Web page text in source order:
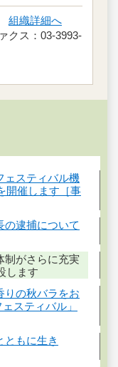
組織詳細へ
クス：03-3993-
ェスティバル機
開催します［事
の逮捕について
制がさらに充実
します
りの秋バラをお
スティバル」
ともに生き